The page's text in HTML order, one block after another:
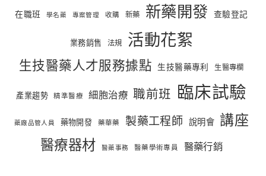
在職班 學名藥 專案管理 收購 新藥 新藥開發 查驗登記
業務銷售 法規 活動花絮
生技醫藥人才服務據點 生技醫藥專利 生醫專欄
產業趨勢 精準醫療 細胞治療 職前班 臨床試驗
藥廠品管人員 藥物開發 藥華藥 製藥工程師 說明會 講座
醫療器材 醫藥事務 醫藥學術專員 醫藥行銷